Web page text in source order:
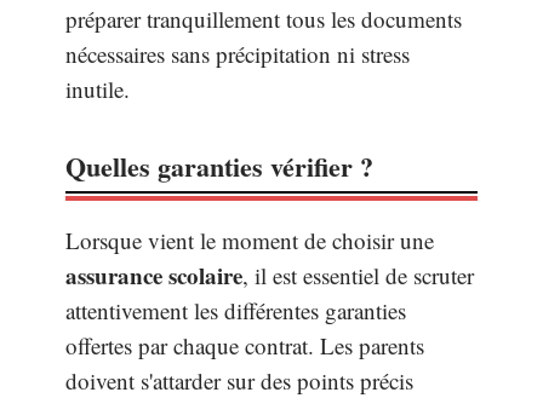
préparer tranquillement tous les documents
nécessaires sans précipitation ni stress
inutile.
Quelles garanties vérifier ?
Lorsque vient le moment de choisir une
assurance scolaire, il est essentiel de scruter
attentivement les différentes garanties
offertes par chaque contrat. Les parents
doivent s'attarder sur des points précis